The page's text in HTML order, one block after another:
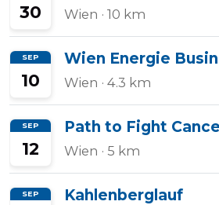
30 Wien · 10 km
SEP
10
Wien Energie
Wien · 4.3 km
SEP
12
Path to Fight
Wien · 5 km
SEP Kahlenberglauf